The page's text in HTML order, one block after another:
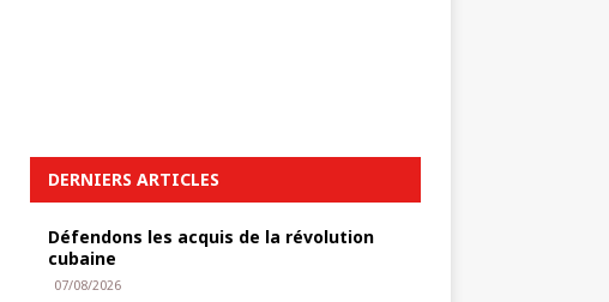
DERNIERS ARTICLES
Défendons les acquis de la révolution
cubaine
07/08/2026